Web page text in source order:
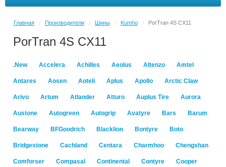
Главная / Производители / Шины / Kumho / PorTran 4S CX11
PorTran 4S CX11
.New Accelera Achilles Aeolus Altenzo Amtel
Antares Aosen Aoteli Aplus Apollo Arctic Claw
Arivo Artum Atlander Atturo Auplus Tire Aurora
Austone Autogreen Autogrip Avatyre Bars Barum
Bearway BFGoodrich Blacklion Bontyre Boto
Bridgestone Cachland Centara Charmhoo Chengshan
Comforser Compasal Continental Contyre Cooper